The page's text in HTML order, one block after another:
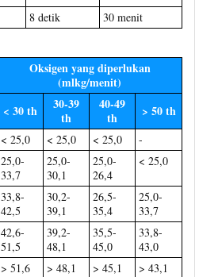
8 detik 30 menit
Oksigen yang diperlukan
(mlkg/menit)
< 30 th
30-39
th
40-49
th
> 50 th
< 25,0 < 25,0 < 25,0
-
25,0-
33,7
25,0-
30,1
25,0-
26,4
< 25,0
33,8-
42,5
30,2-
39,1
26,5-
35,4
25,0-
33,7
42,6-
51,5
39,2-
48,1
35,5-
45,0
33,8-
43,0
> 51,6 > 48,1 > 45,1
> 43,1